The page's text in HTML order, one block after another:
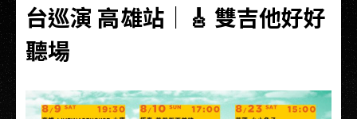
台巡演 高雄站｜🎸 雙吉他好好
聽場